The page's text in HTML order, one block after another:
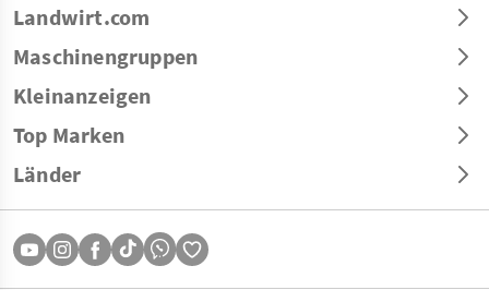
Landwirt.com
Maschinengruppen
Kleinanzeigen
Top Marken
Länder